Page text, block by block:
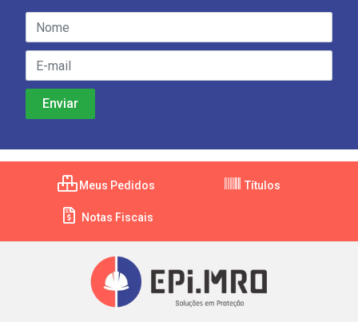
Meus Pedidos Títulos
Notas Fiscais